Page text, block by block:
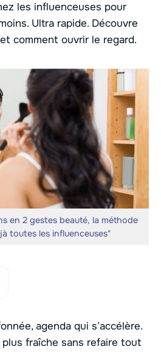
les influenceuses pour
Ultra rapide. Découvre
comment ouvrir le regard.
en 2 gestes beauté, la méthode
toutes les influenceuses"
agenda qui s’accélère.
fraîche sans refaire tout